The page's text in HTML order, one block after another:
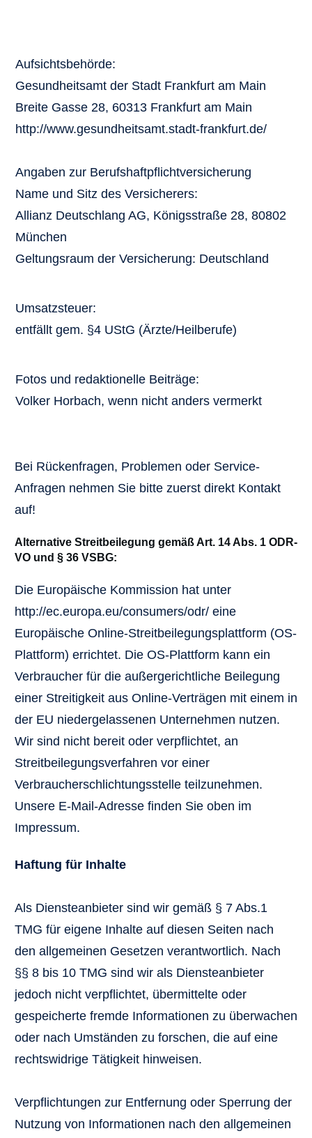
Aufsichtsbehörde:
Gesundheitsamt der Stadt Frankfurt am Main
Breite Gasse 28, 60313 Frankfurt am Main
http://www.gesundheitsamt.stadt-frankfurt.de/
Angaben zur Berufshaftpflichtversicherung
Name und Sitz des Versicherers:
Allianz Deutschlang AG, Königsstraße 28, 80802
München
Geltungsraum der Versicherung: Deutschland
Umsatzsteuer:
entfällt gem. §4 UStG (Ärzte/Heilberufe)
Fotos und redaktionelle Beiträge:
Volker Horbach, wenn nicht anders vermerkt
Bei Rückenfragen, Problemen oder Service-
Anfragen nehmen Sie bitte zuerst direkt Kontakt
auf!
Alternative Streitbeilegung gemäß Art. 14 Abs. 1 ODR-
VO und § 36 VSBG:
Die Europäische Kommission hat unter
http://ec.europa.eu/consumers/odr/ eine
Europäische Online-Streitbeilegungsplattform (OS-
Plattform) errichtet. Die OS-Plattform kann ein
Verbraucher für die außergerichtliche Beilegung
einer Streitigkeit aus Online-Verträgen mit einem in
der EU niedergelassenen Unternehmen nutzen.
Wir sind nicht bereit oder verpflichtet, an
Streitbeilegungsverfahren vor einer
Verbraucherschlichtungsstelle teilzunehmen.
Unsere E-Mail-Adresse finden Sie oben im
Impressum.
Haftung für Inhalte
Als Diensteanbieter sind wir gemäß § 7 Abs.1
TMG für eigene Inhalte auf diesen Seiten nach
den allgemeinen Gesetzen verantwortlich. Nach
§§ 8 bis 10 TMG sind wir als Diensteanbieter
jedoch nicht verpflichtet, übermittelte oder
gespeicherte fremde Informationen zu überwachen
oder nach Umständen zu forschen, die auf eine
rechtswidrige Tätigkeit hinweisen.
Verpflichtungen zur Entfernung oder Sperrung der
Nutzung von Informationen nach den allgemeinen